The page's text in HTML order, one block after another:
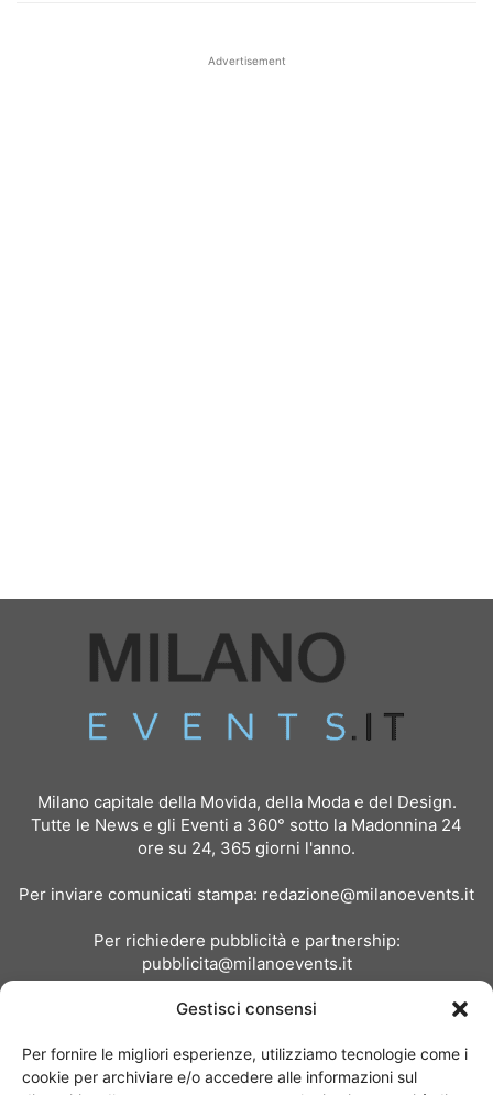
Gestisci consensi
Per fornire le migliori esperienze, utilizziamo tecnologie come i
cookie per archiviare e/o accedere alle informazioni sul
Advertisement
Milano capitale della Movida, della Moda e del Design.
Tutte le News e gli Eventi a 360° sotto la Madonnina 24
ore su 24, 365 giorni l'anno.
Per inviare comunicati stampa: redazione@milanoevents.it
Per richiedere pubblicità e partnership:
pubblicita@milanoevents.it